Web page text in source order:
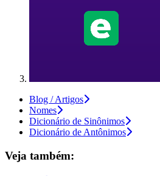
Blog / Artigos
Nomes
Dicionário de Sinônimos
Dicionário de Antônimos
Veja também: